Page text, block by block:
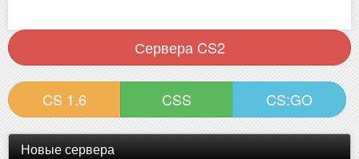
Сервера CS2
CS 1.6 CSS CS:GO
Новые сервера